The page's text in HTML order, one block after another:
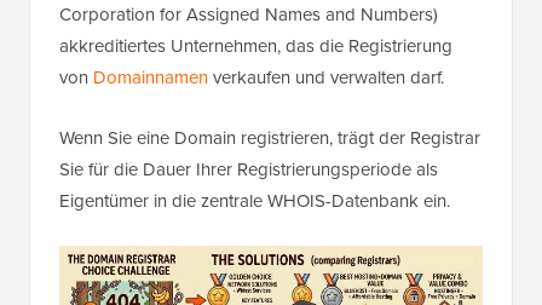
Corporation for Assigned Names and Numbers)
akkreditiertes Unternehmen, das die Registrierung
von Domainnamenverkaufen und verwalten darf.
Wenn Sie eine Domain registrieren, trägt der Registrar
Sie für die Dauer Ihrer Registrierungsperiode als
Eigentümer in die zentrale WHOIS-Datenbank ein.